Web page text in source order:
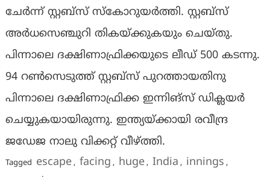
ചേര്‍ന്ന് സ്റ്റബ്‌സ് സ്‌കോറുയര്‍ത്തി. സ്റ്റബ്‌സ്
അര്‍ധസെഞ്ചുറി തികയ്ക്കുകയും ചെയ്തു.
പിന്നാലെ ദക്ഷിണാഫ്രിക്കയുടെ ലീഡ് 500 കടന്നു.
94 റണ്‍സെടുത്ത് സ്റ്റബ്‌സ് പുറത്തായതിനു
പിന്നാലെ ദക്ഷിണാഫ്രിക്ക ഇന്നിങ്‌സ് ഡിക്ലയര്‍
ചെയ്യുകയായിരുന്നു. ഇന്ത്യയ്ക്കായി രവീന്ദ്ര
ജഡേജ നാലു വിക്കറ്റ് വീഴ്ത്തി.
Tagged escape, facing , huge, India , innings ,